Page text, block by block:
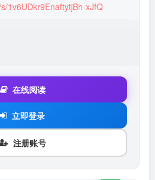
1v6UDkr9EnaftytjBh-xJfQ
在线阅读
立即登录
注册账号